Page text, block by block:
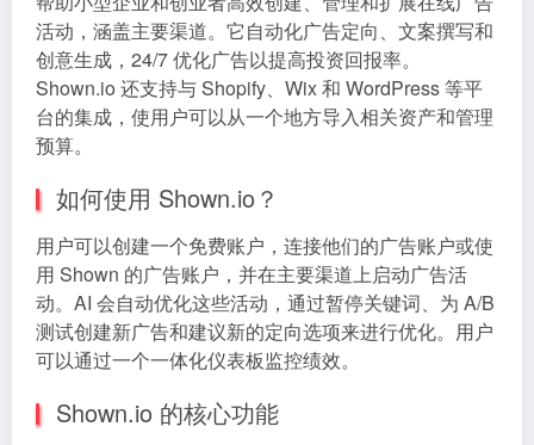
活动，涵盖主要渠道。它自动化广告定向、文案撰写和
创意生成，24/7 优化广告以提高投资回报率。
Shown.io 还支持与 Shopify、Wix 和 WordPress 等平
台的集成，使用户可以从一个地方导入相关资产和管理
预算。
如何使用 Shown.io？
用户可以创建一个免费账户，连接他们的广告账户或使
用 Shown 的广告账户，并在主要渠道上启动广告活
动。AI 会自动优化这些活动，通过暂停关键词、为 A/B
测试创建新广告和建议新的定向选项来进行优化。用户
可以通过一个一体化仪表板监控绩效。
Shown.io 的核心功能